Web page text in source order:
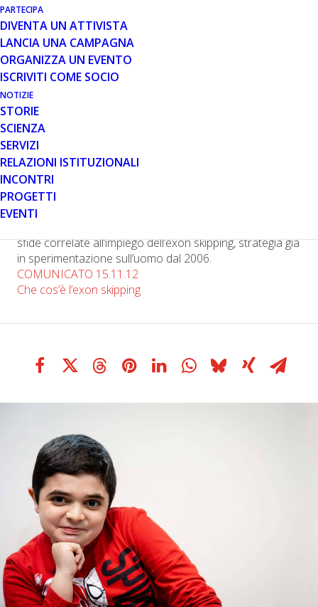
PARTECIPA
DIVENTA UN ATTIVISTA
LANCIA UNA CAMPAGNA
ORGANIZZA UN EVENTO
ISCRIVITI COME SOCIO
NOTIZIE
STORIE
SCIENZA
SERVIZI
RELAZIONI ISTITUZIONALI
INCONTRI
PROGETTI
EVENTI
trovare una cura per la distrofia
muscolare di Duchenne.
In particolare l’incontro, che si svolge dal 16 al 17
novembre, vedrà riuniti 20 ricercatori di livello
internazionale che lavorano nell’ambito dei biomarcatori
ed dei microRNA, argomenti chiave nel campo della
distrofia muscolare di Duchenne e delle strategie
terapeutiche.
Il workshop, cofinanziato da Parent Project Onlus,
rientra in una serie di appuntamenti programmati per il
periodo 2012-2015 durante i quali, il gruppo di lavoro,
costituito da 12 scienziati e guidato dalla ricercatrice
olandese Annemieke Aartsma-Rus, si pone come
sfide correlate all’impiego dell’exon skipping, strategia già
in sperimentazione sull’uomo dal 2006.
COMUNICATO 15.11.12
Che cos’è l’exon skipping